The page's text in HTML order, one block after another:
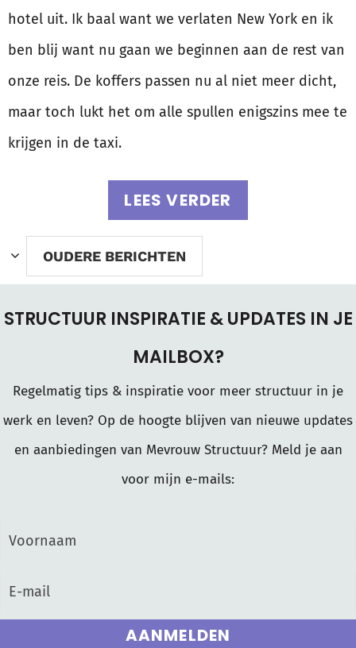
hotel uit. Ik baal want we verlaten New York en ik
ben blij want nu gaan we beginnen aan de rest van
onze reis. De koffers passen nu al niet meer dicht,
maar toch lukt het om alle spullen enigszins mee te
krijgen in de taxi.
LEES VERDER
OUDERE BERICHTEN
STRUCTUUR INSPIRATIE & UPDATES IN JE
MAILBOX?
Regelmatig tips & inspiratie voor meer structuur in je
werk en leven? Op de hoogte blijven van nieuwe updates
en aanbiedingen van Mevrouw Structuur? Meld je aan
voor mijn e-mails:
AANMELDEN